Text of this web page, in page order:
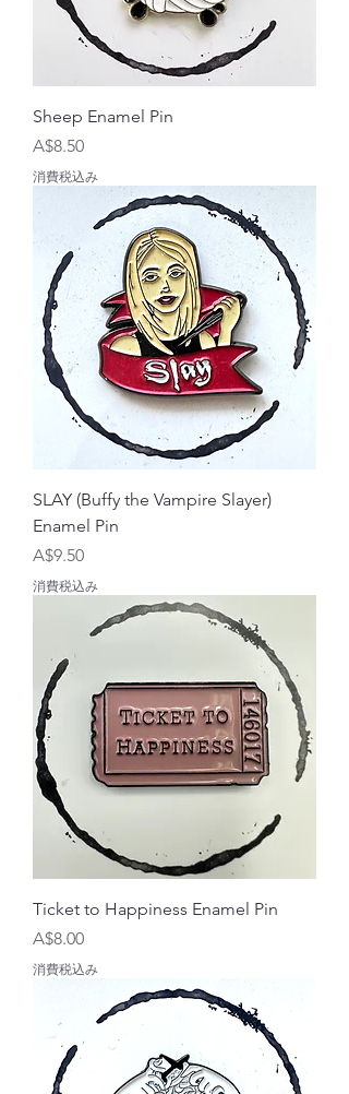
Sheep Enamel Pin
価格
A$8.50
消費税込み
SLAY (Buffy the Vampire Slayer)
Enamel Pin
価格
A$9.50
消費税込み
Ticket to Happiness Enamel Pin
価格
A$8.00
消費税込み